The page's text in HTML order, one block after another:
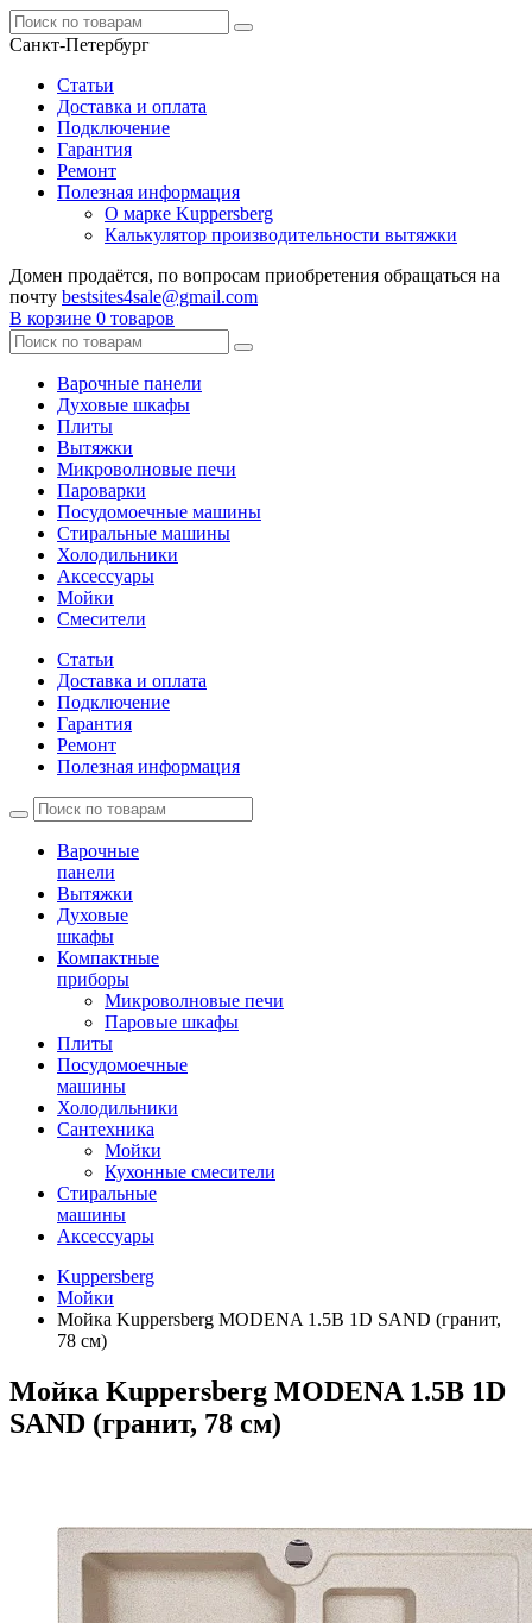
Санкт-Петербург
Статьи
Доставка и оплата
Подключение
Гарантия
Ремонт
Полезная информация
О марке Kuppersberg
Калькулятор производительности вытяжки
Домен продаётся, по вопросам приобретения обращаться на
почту bestsites4sale@gmail.com
В корзине 0 товаров
Варочные панели
Духовые шкафы
Плиты
Вытяжки
Микроволновые печи
Пароварки
Посудомоечные машины
Стиральные машины
Холодильники
Аксессуары
Мойки
Cмесители
Статьи
Доставка и оплата
Подключение
Гарантия
Ремонт
Полезная информация
Варочные
панели
Вытяжки
Духовые
шкафы
Компактные
приборы
Микроволновые печи
Паровые шкафы
Плиты
Посудомоечные
машины
Холодильники
Сантехника
Мойки
Кухонные смесители
Стиральные
машины
Аксессуары
Kuppersberg
Мойки
Мойка Kuppersberg MODENA 1.5B 1D SAND (гранит,
78 см)
Мойка Kuppersberg MODENA 1.5B 1D
SAND (гранит, 78 см)